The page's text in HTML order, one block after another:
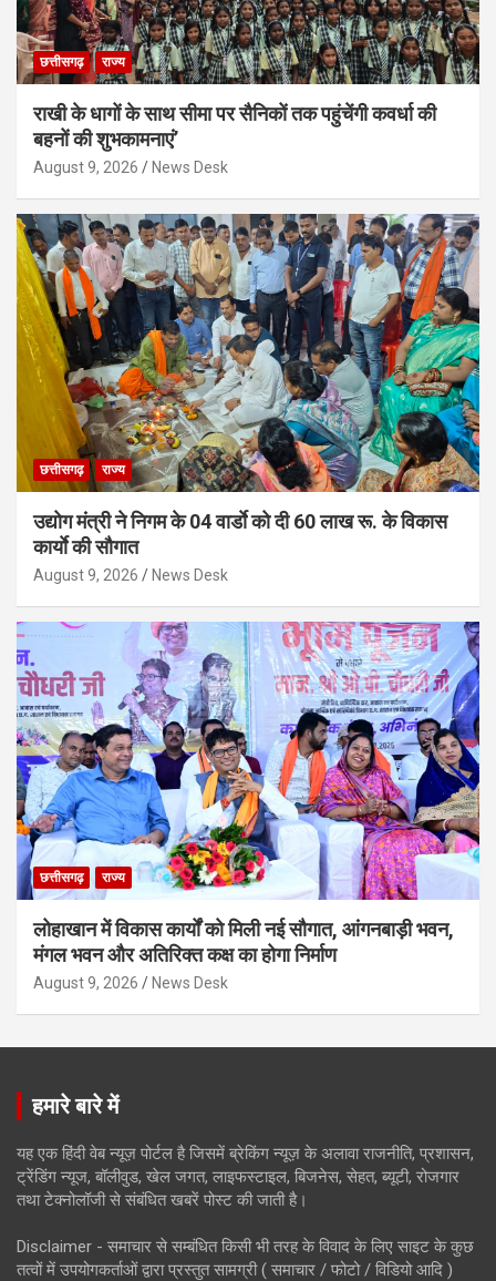
छत्तीसगढ़ राज्य
राखी के धागों के साथ सीमा पर सैनिकों तक पहुंचेंगी कवर्धा की
बहनों की शुभकामनाएं’
August 9, 2026 News Desk
छत्तीसगढ़ राज्य
उद्योग मंत्री ने निगम के 04 वार्डाे को दी 60 लाख रू. के विकास
कार्याे की सौगात
August 9, 2026 News Desk
छत्तीसगढ़ राज्य
लोहाखान में विकास कार्यों को मिली नई सौगात, आंगनबाड़ी भवन,
मंगल भवन और अतिरिक्त कक्ष का होगा निर्माण
August 9, 2026 News Desk
हमारे बारे में
यह एक हिंदी वेब न्यूज़ पोर्टल है जिसमें ब्रेकिंग न्यूज़ के अलावा राजनीति, प्रशासन,
ट्रेंडिंग न्यूज, बॉलीवुड, खेल जगत, लाइफस्टाइल, बिजनेस, सेहत, ब्यूटी, रोजगार
तथा टेक्नोलॉजी से संबंधित खबरें पोस्ट की जाती है।
Disclaimer - समाचार से सम्बंधित किसी भी तरह के विवाद के लिए साइट के कुछ
तत्वों में उपयोगकर्ताओं द्वारा प्रस्तुत सामग्री ( समाचार / फोटो / विडियो आदि )